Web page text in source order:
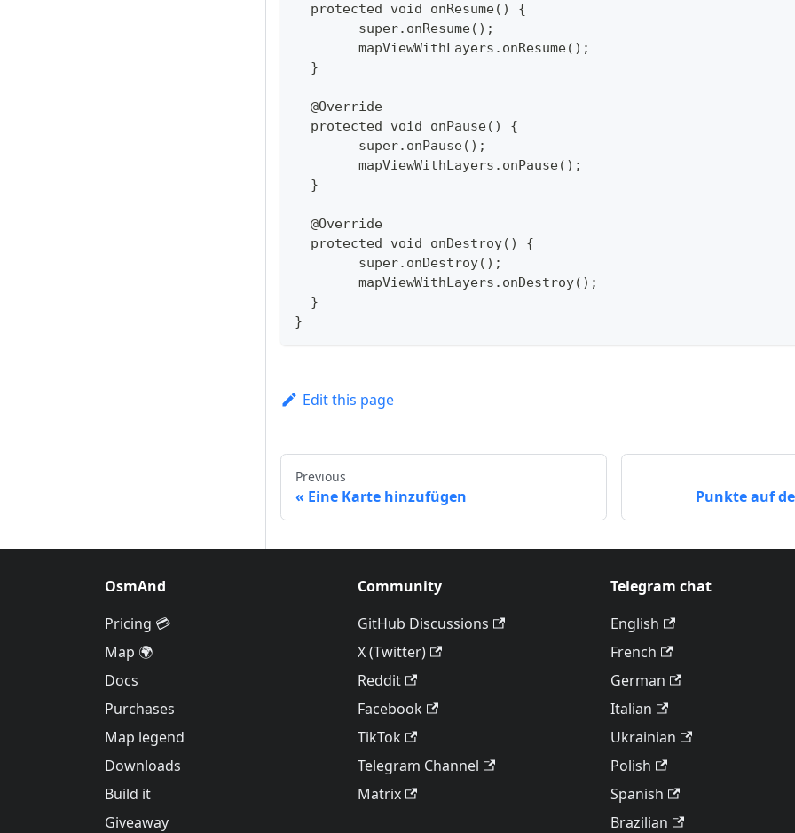
  protected void onResume() {
  	super.onResume();
  	mapViewWithLayers.onResume();
  }
  @Override
  protected void onPause() {
  	super.onPause();
  	mapViewWithLayers.onPause();
  }
  @Override
  protected void onDestroy() {
  	super.onDestroy();
  	mapViewWithLayers.onDestroy();
  }
}
Edit this page
Previous
Eine Karte hinzufügen Punkte auf
OsmAnd
Pricing 💳
Map 🌍
Docs
Purchases
Map legend
Downloads
Build it
Giveaway
Community
GitHub Discussions
X (Twitter)
Reddit
Facebook
TikTok
Telegram Channel
Matrix
Telegram chat
English
French
German
Italian
Ukrainian
Polish
Spanish
Brazilian